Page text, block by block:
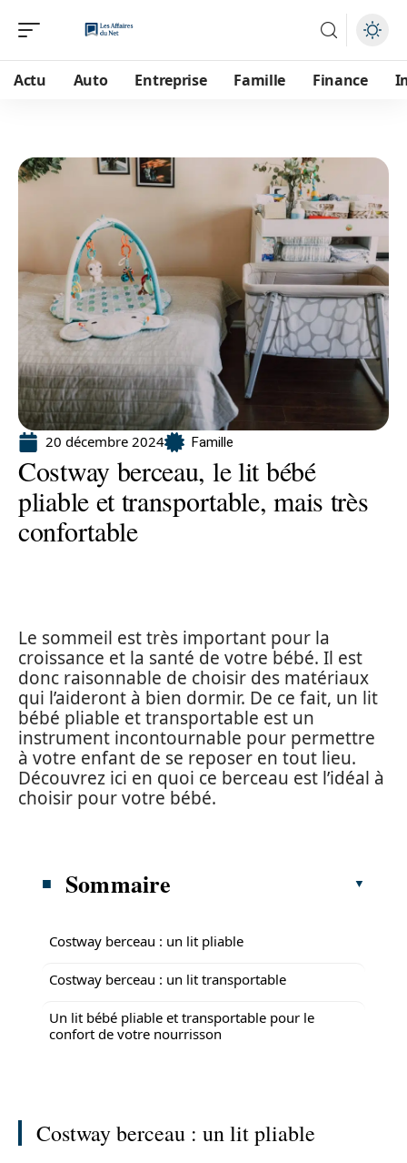
Actu Auto Entreprise Famille Finance
20 décembre 2024 Famille
Costway berceau, le lit bébé
pliable et transportable, mais très
confortable
Le sommeil est très important pour la
croissance et la santé de votre bébé. Il est
donc raisonnable de choisir des matériaux
qui l’aideront à bien dormir. De ce fait, un lit
bébé pliable et transportable est un
instrument incontournable pour permettre
à votre enfant de se reposer en tout lieu.
Découvrez ici en quoi ce berceau est l’idéal à
choisir pour votre bébé.
Sommaire
Costway berceau : un lit pliable
Costway berceau : un lit transportable
Un lit bébé pliable et transportable pour le
confort de votre nourrisson
Costway berceau : un lit pliable